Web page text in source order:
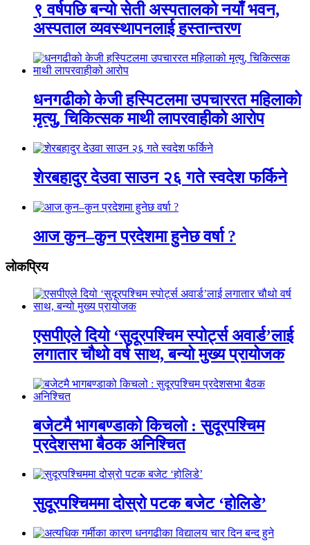
९ वर्षपछि बन्यो सेती अस्पतालको नयाँ भवन,
अस्पताल व्यवस्थापनलाई हस्तान्तरण
धनगढीको केजी हस्पिटलमा उपचाररत महिलाको
मृत्यु, चिकित्सक माथी लापरवाहीको आरोप
शेरबहादुर देउवा साउन २६ गते स्वदेश फर्किने
आज कुन–कुन प्रदेशमा हुनेछ वर्षा ?
लाेकप्रिय
एसपीएले दियो ‘सुदूरपश्चिम स्पोर्ट्स अवार्ड’लाई
लगातार चौथो वर्ष साथ, बन्यो मुख्य प्रायोजक
बजेटमै भागबण्डाको किचलो : सुदूरपश्चिम
प्रदेशसभा बैठक अनिश्चित
सुदूरपश्चिममा दोस्रो पटक बजेट ‘होलिडे’